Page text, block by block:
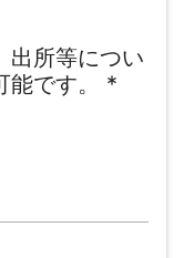
出所等につい
です。
*